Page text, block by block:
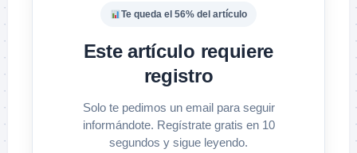
Te queda el 56% del artículo
Este artículo requiere
registro
Solo te pedimos un email para seguir
informándote. Regístrate gratis en 10
segundos y sigue leyendo.